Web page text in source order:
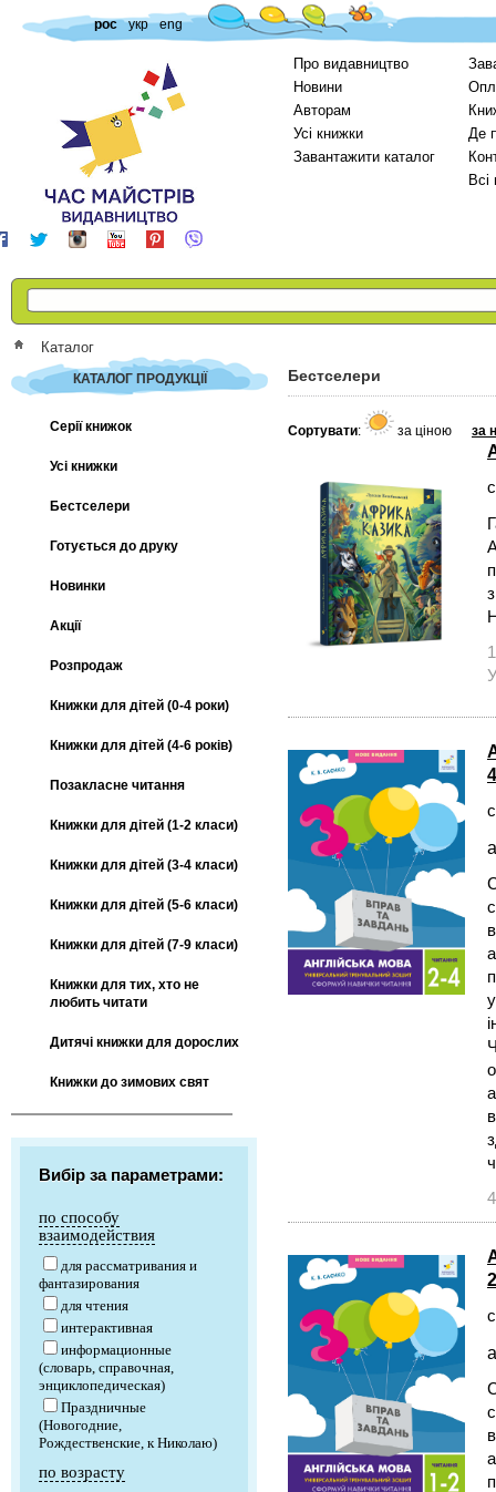
рос укр eng
Про видавництво
Новини
Авторам
Усі книжки
Завантажити каталог
Де
Каталог
КАТАЛОГ ПРОДУКЦІЇ
Серії книжок
Усі книжки
Бестселери
Готується до друку
Новинки
Акції
Розпродаж
Книжки для дітей (0-4 роки)
Книжки для дітей (4-6 років)
Позакласне читання
Книжки для дітей (1-2 класи)
Книжки для дітей (3-4 класи)
Книжки для дітей (5-6 класи)
Книжки для дітей (7-9 класи)
Книжки для тих, хто не
любить читати
Дитячі книжки для дорослих
Книжки до зимових свят
Вибір за параметрами:
по способу
взаимодействия
для рассматривания и
фантазирования
для чтения
интерактивная
информационные
(словарь, справочная,
энциклопедическая)
Праздничные
(Новогодние,
Рождественские, к Николаю)
по возрасту
Бестселери
Сортувати: за ціною за